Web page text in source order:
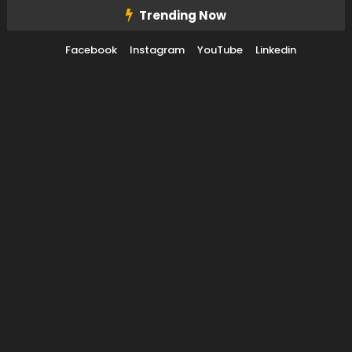
Trending Now
Facebook Instagram YouTube Linkedin